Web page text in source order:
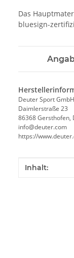
Das
bluesign-
Deuter Sport GmbH
Daimlerstraße 23
86368 Gersthofen,
info@deuter.com
https://
Wert
Inhalt: